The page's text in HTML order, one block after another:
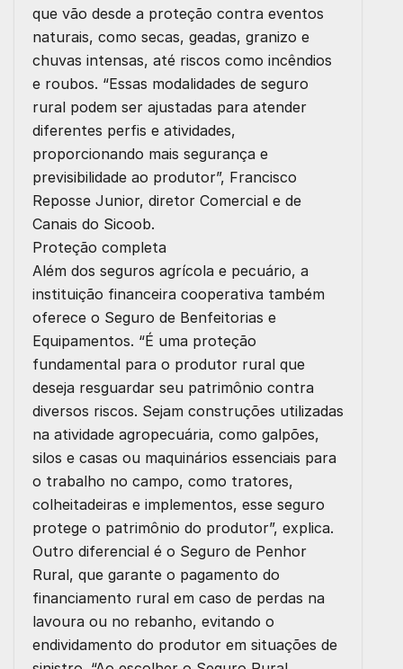
que vão desde a proteção contra eventos
naturais, como secas, geadas, granizo e
chuvas intensas, até riscos como incêndios
e roubos. “Essas modalidades de seguro
rural podem ser ajustadas para atender
diferentes perfis e atividades,
proporcionando mais segurança e
previsibilidade ao produtor”, Francisco
Reposse Junior, diretor Comercial e de
Canais do Sicoob.
Proteção completa
Além dos seguros agrícola e pecuário, a
instituição financeira cooperativa também
oferece o Seguro de Benfeitorias e
Equipamentos. “É uma proteção
fundamental para o produtor rural que
deseja resguardar seu patrimônio contra
diversos riscos. Sejam construções utilizadas
na atividade agropecuária, como galpões,
silos e casas ou maquinários essenciais para
o trabalho no campo, como tratores,
colheitadeiras e implementos, esse seguro
protege o patrimônio do produtor”, explica.
Outro diferencial é o Seguro de Penhor
Rural, que garante o pagamento do
financiamento rural em caso de perdas na
lavoura ou no rebanho, evitando o
endividamento do produtor em situações de